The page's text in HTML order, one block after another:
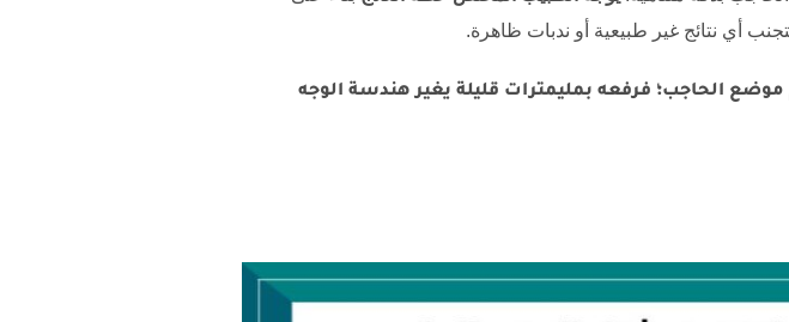
أي نتائج غير طبيعية أو ندبات ظاهرة.
موضع الحاجب؛ فرفعه بمليمترات قليلة يغير هندسة الوجه